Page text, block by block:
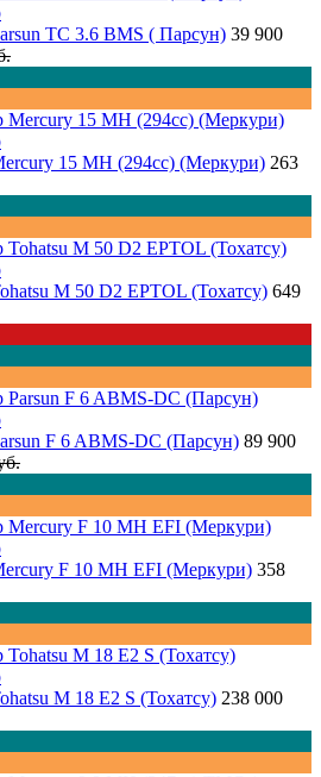
TC 3.6 BMS ( Парсун) 39 900
15 MH (294cc) (Меркури) 263
M 50 D2 EPTOL (Тохатсу) 649
F 6 ABMS-DC (Парсун) 89 900
F 10 MH EFI (Меркури) 358
M 18 E2 S (Тохатсу) 238 000